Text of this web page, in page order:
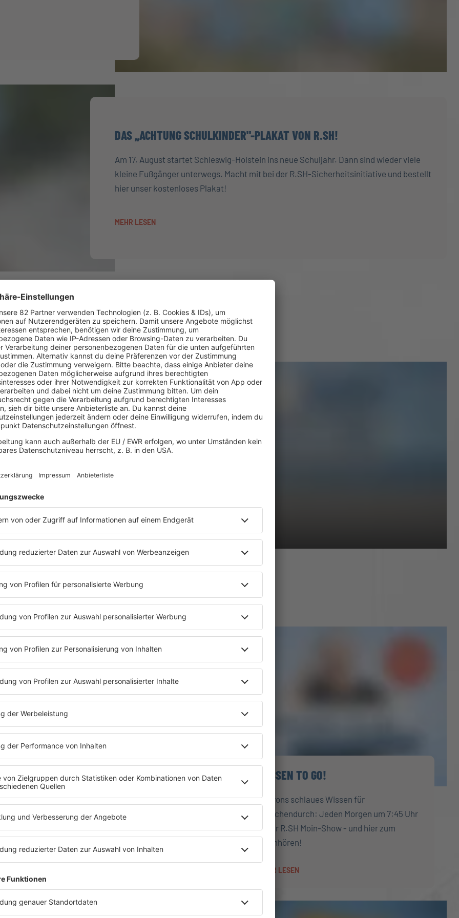
DAS „ACHTUNG SCHULKINDER"-PLAKAT VON R.SH!
Am 17. August startet Schleswig-Holstein ins neue Schuljahr. Dann sind wieder viele
kleine Fußgänger unterwegs. Macht mit bei der R.SH-Sicherheitsinitiative und bestellt
hier unser kostenloses Plakat!
MEHR LESEN
UNSERE PODCAST-TIPPS
NEUES VON DER MÄRCHENKÜSTE
MEHR LESEN
R.SH AKTIONEN
R.SH AUF WHATSAPP!
Egal ob Sprachnachricht, Text, Foto oder
Video: R.SH erreicht ihr blitzschnell und
ganz einfach über WhatsApp! Für alles, was
WISSEN TO GO!
Sharons schlaues Wissen für
zwischendurch: Jeden Morgen um 7:45 Uhr
in der R.SH Moin-Show - und hier zum
Nachhören!
MEHR LESEN